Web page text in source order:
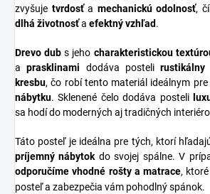
zvyšuje tvrdosťa mechanickú odolnosť,
dlhá životnosťa efektný vzhľad.
Drevo dub s jeho charakteristickou
aprasklinami dodáva postelirustikálny
kresbu, čo robí tento materiál ideálnym pre
nábytku. Sklenené čelo dodáva posteli
sa hodí do moderných aj tradičných
Táto posteľ je ideálna pre tých, ktorí
príjemný nábytok do svojej spálne. V
odporučíme vhodné rošty a matrace,
posteľ a zabezpečia vám pohodlný spánok.